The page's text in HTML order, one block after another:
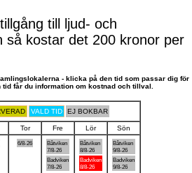
till ljud- och
så kostar det 200 kronor per
- klicka på den tid som passar dig för
får du information om kostnad och tillval.
VALD TID EJ BOKBAR
Tor Fre Lör
Sön
6/8-26
Båtviken
7/8-26
Badviken
7/8-26
Båtviken
8/8-26
Badviken
8/8-26
Båtviken
9/8-26
Badviken
9/8-26